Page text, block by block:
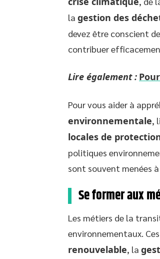
la gestion des
devez être conscient
contribuer
Lire également :
Pour vous aider à
environnementale,
locales de
politiques
sont souvent menées
Se former aux
Les métiers de la
environnementaux.
renouvelable, la